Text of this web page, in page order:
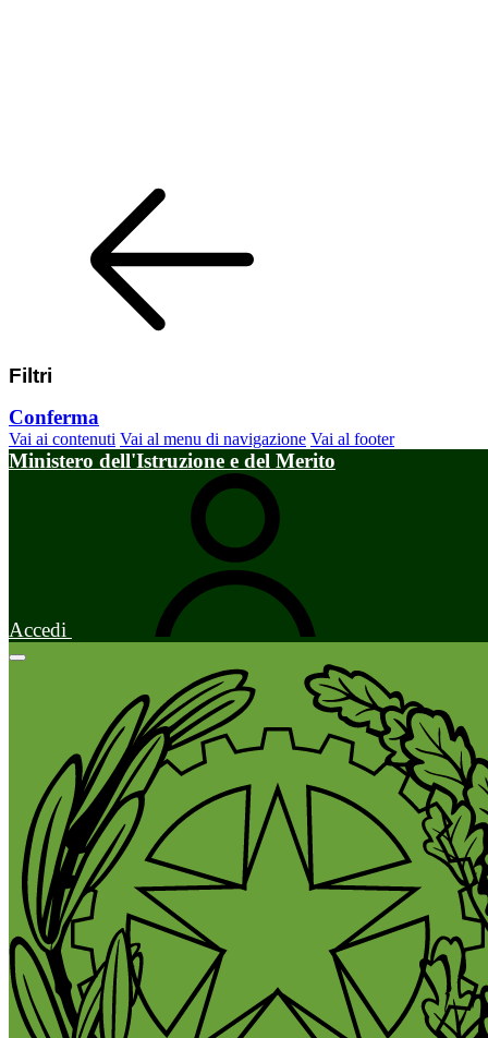
Filtri
Conferma
Vai ai contenuti Vai al menu di navigazione Vai al footer
Ministero dell'Istruzione e del Merito
Accedi